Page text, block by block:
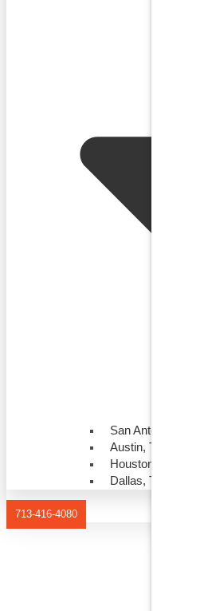
San Antonio, Texas
Austin, Texas
Houston, Texas
Dallas, Texas
713-416-4080